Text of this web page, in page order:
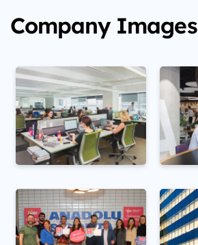
Company Images